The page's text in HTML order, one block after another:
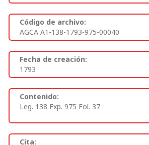
Código de archivo:
AGCA A1-138-1793-975-00040
Fecha de creación:
1793
Contenido:
Leg. 138 Exp. 975 Fol. 37
Cita: